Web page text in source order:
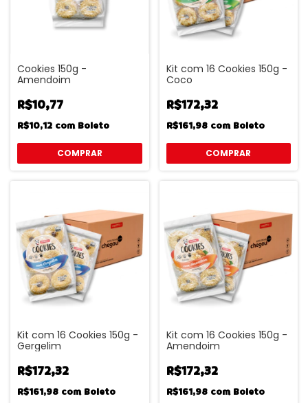
Cookies 150g -
Amendoim
R$10,77
R$10,12 com Boleto
Kit com 16 Cookies 150g -
Coco
R$172,32
R$161,98 com Boleto
Kit com 16 Cookies 150g -
Gergelim
R$172,32
R$161,98 com Boleto
Kit com 16 Cookies 150g -
Amendoim
R$172,32
R$161,98 com Boleto